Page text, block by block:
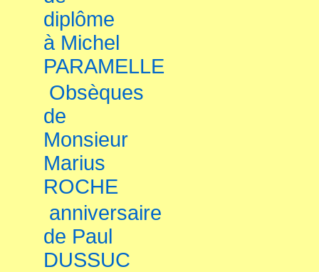
diplôme
à Michel
PARAMELLE
Obsèques
de
Monsieur
Marius
ROCHE
anniversaire
de Paul
DUSSUC